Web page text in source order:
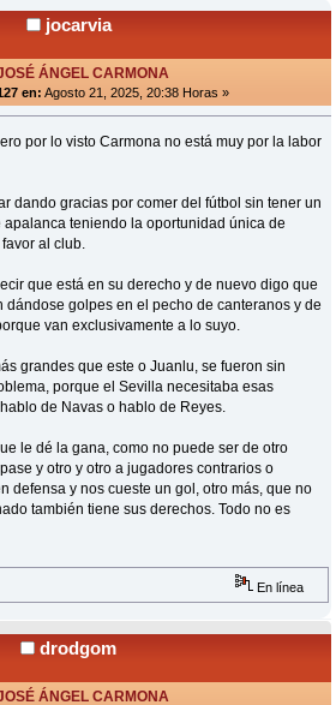
jocarvia
ÁNGEL CARMONA
en: Agosto 21, 2025, 20:38 Horas »
por lo visto Carmona no está muy por la labor
dando gracias por comer del fútbol sin tener un
teniendo la oportunidad única de
al club.
que está en su derecho y de nuevo digo que
dándose golpes en el pecho de canteranos y de
van exclusivamente a lo suyo.
grandes que este o Juanlu, se fueron sin
porque el Sevilla necesitaba esas
de Navas o hablo de Reyes.
le dé la gana, como no puede ser de otro
y otro y otro a jugadores contrarios o
defensa y nos cueste un gol, otro más, que no
también tiene sus derechos. Todo no es
En línea
drodgom
ÁNGEL CARMONA